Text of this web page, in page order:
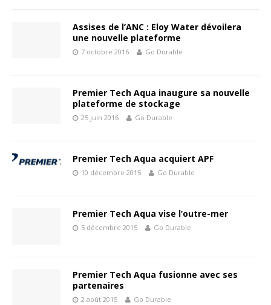
Assises de l’ANC : Eloy Water dévoilera
une nouvelle plateforme
7 octobre 2016 Go Durable
Premier Tech Aqua inaugure sa nouvelle
plateforme de stockage
25 juin 2016 Go Durable
Premier Tech Aqua acquiert APF
10 décembre 2015 Go Durable
Premier Tech Aqua vise l’outre-mer
5 décembre 2015 Go Durable
Premier Tech Aqua fusionne avec ses
partenaires
2 août 2015 Go Durable